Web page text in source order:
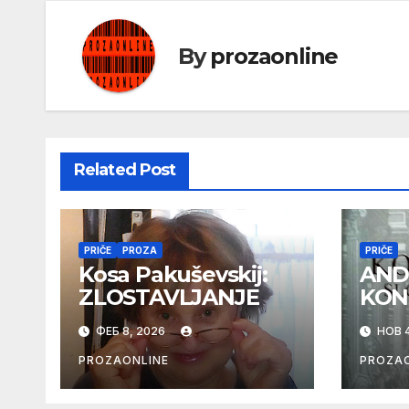
Byprozaonline
Related Post
PRIČE PROZA
Kosa Pakuševskij:
ZLOSTAVLJANJE
ФЕБ 8, 2026
PROZAONLINE
PRIČE
НОВ